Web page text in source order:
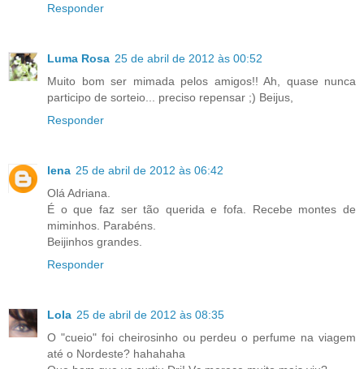
Responder
Luma Rosa 25 de abril de 2012 às 00:52
Muito bom ser mimada pelos amigos!! Ah, quase nunca
participo de sorteio... preciso repensar ;) Beijus,
Responder
lena 25 de abril de 2012 às 06:42
Olá Adriana.
É o que faz ser tão querida e fofa. Recebe montes de
miminhos. Parabéns.
Beijinhos grandes.
Responder
Lola 25 de abril de 2012 às 08:35
O "cueio" foi cheirosinho ou perdeu o perfume na viagem
até o Nordeste? hahahaha